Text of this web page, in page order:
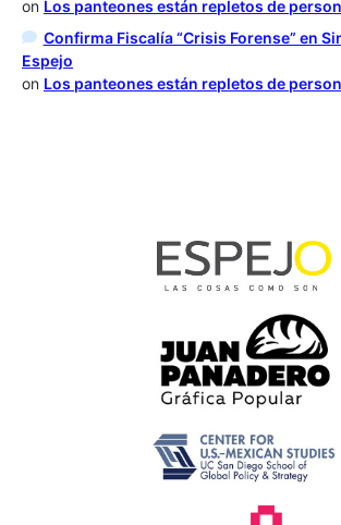
on Los panteones están repletos de
Confirma Fiscalía “Crisis Forense” en
Espejo
on Los panteones están repletos de